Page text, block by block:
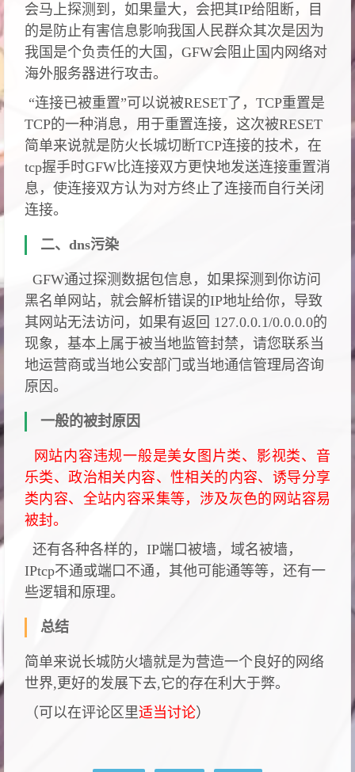
会马上探测到，如果量大，会把其IP给阻断，目
的是防止有害信息影响我国人民群众其次是因为
我国是个负责任的大国，GFW会阻止国内网络对
海外服务器进行攻击。
“连接已被重置”可以说被RESET了，TCP重置是
TCP的一种消息，用于重置连接，这次被RESET
简单来说就是防火长城切断TCP连接的技术，在
tcp握手时GFW比连接双方更快地发送连接重置消
息，使连接双方认为对方终止了连接而自行关闭
连接。
二、dns污染
GFW通过探测数据包信息，如果探测到你访问
黑名单网站，就会解析错误的IP地址给你，导致
其网站无法访问，如果有返回 127.0.0.1/0.0.0.0的
现象，基本上属于被当地监管封禁，请您联系当
地运营商或当地公安部门或当地通信管理局咨询
原因。
一般的被封原因
网站内容违规一般是美女图片类、影视类、音
乐类、政治相关内容、性相关的内容、诱导分享
类内容、全站内容采集等，涉及灰色的网站容易
被封。
还有各种各样的，IP端口被墙，域名被墙，
IPtcp不通或端口不通，其他可能通等等，还有一
些逻辑和原理。
总结
简单来说长城防火墙就是为营造一个良好的网络
世界,更好的发展下去,它的存在利大于弊。
（可以在评论区里适当讨论）